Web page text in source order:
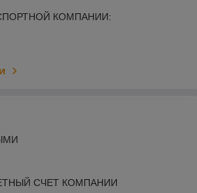
КОМПАНИИ:
СЧЕТ КОМПАНИИ